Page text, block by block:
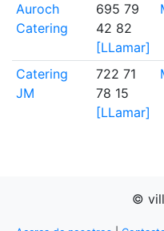
Auroch
Catering
695 79
42 82
[LLamar]
Catering
JM
722 71
78 15
[LLamar]
©